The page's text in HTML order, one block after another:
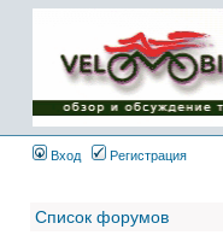
Имя пользователя:
Пароль:
{ LOG_ME_IN_SHORT
}
Вход
Регистрация
Список форумов